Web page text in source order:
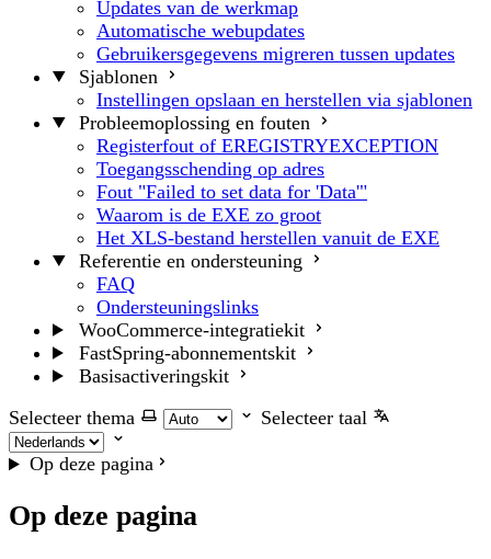
Updates van de werkmap
Automatische webupdates
Gebruikersgegevens migreren tussen updates
Sjablonen
Instellingen opslaan en herstellen via sjablonen
Probleemoplossing en fouten
Registerfout of EREGISTRYEXCEPTION
Toegangsschending op adres
Fout "Failed to set data for 'Data'"
Waarom is de EXE zo groot
Het XLS-bestand herstellen vanuit de EXE
Referentie en ondersteuning
FAQ
Ondersteuningslinks
WooCommerce-integratiekit
FastSpring-abonnementskit
Basisactiveringskit
Selecteer thema
Selecteer taal
Op deze pagina
Op deze pagina